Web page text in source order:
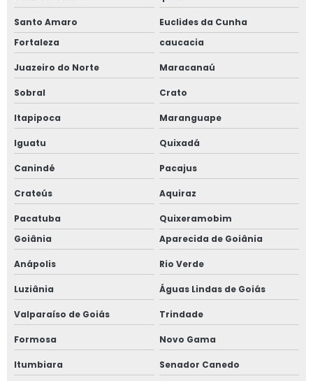
Santo Amaro
Euclides da Cunha
Fortaleza
caucacia
Juazeiro do Norte Maracanaú
Sobral Crato
Itapipoca Maranguape
Iguatu Quixadá
Canindé Pacajus
Crateús Aquiraz
Pacatuba
Quixeramobim
Goiânia
Aparecida de Goiânia
Anápolis Rio Verde
Luziânia Águas Lindas de Goiás
Valparaíso de Goiás Trindade
Formosa Novo Gama
Itumbiara Senador Canedo